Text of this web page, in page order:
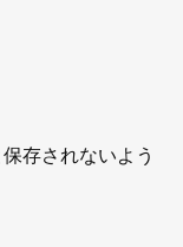
存されないよう